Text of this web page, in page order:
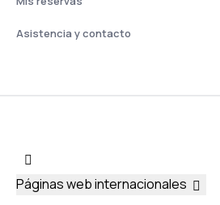
Asistencia y contacto
Páginas web internacionales